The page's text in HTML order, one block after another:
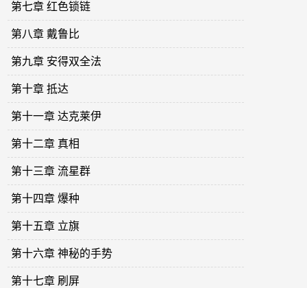
第七章 红色锁链
第八章 戴鲁比
第九章 安得双全法
第十章 抵达
第十一章 达克莱伊
第十二章 真相
第十三章 流星群
第十四章 爆种
第十五章 立旗
第十六章 神秘的手势
第十七章 刷屏